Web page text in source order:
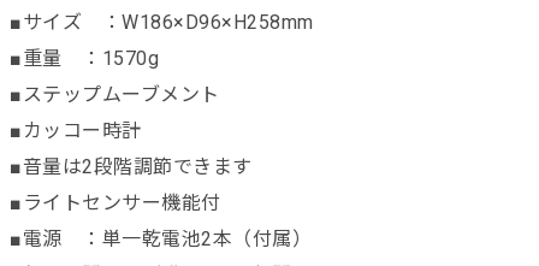
■サイズ ：W186×D96×H258mm
■重量 ：1570g
■ステップムーブメント
■カッコー時計
■音量は2段階調節できます
■ライトセンサー機能付
■電源 ：単一乾電池2本（付属）